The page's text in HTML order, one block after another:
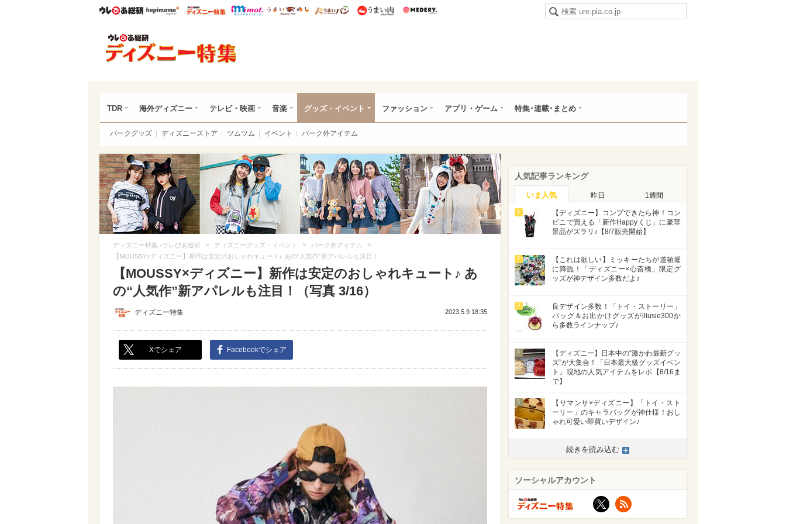
ウレぴあ総研ハピママ* ウレぴあ総研 ディズニー特集
mimot. うまいめし うまいパン うまい肉
TDR 海外ディズニー テレビ・映画 音楽 グッズ・イベント ファッション アプリ・ゲーム 特集･連載･まとめ
パークグッズ ディズニーストア ツムツム イベント パーク外アイテム
ディズニー特集 -ウレぴあ総研 > ディズニーグッズ・イベント > パーク外アイテム >
【MOUSSY×ディズニー】新作は安定のおしゃれキュート♪ あの“人気作”新アパレルも注目！
【MOUSSY×ディズニー】新作は安定のおしゃれキュート♪ あ
の“人気作”新アパレルも注目！（写真 3/16）
ディズニー特集 2023.5.9 18:35
Xでシェア Facebookでシェア
人気記事ランキング
いま人気 昨日 1週間
1
【ディズニー】コンプできたら神！コン
ビニで買える「新作Happyくじ」に豪華
景品がズラリ♪【8/7販売開始】
2
【これは欲しい】ミッキーたちが道頓堀
に降臨！「ディズニー×心斎橋」限定グ
ッズが神デザイン多数だよ♪
3
良デザイン多数！「トイ・ストーリー」
バッグ＆お出かけグッズがillusie300か
ら多数ラインナップ♪
4
【ディズニー】日本中の“激かわ最新グッ
ズ”が大集合！「日本最大級グッズイベン
ト」現地の人気アイテムをレポ【8/16ま
で】
5
【サマンサ×ディズニー】「トイ・スト
ーリー」のキャラバッグが神仕様！おし
ゃれ可愛い即買いデザイン♪
続きを読み込む
ソーシャルアカウント
X